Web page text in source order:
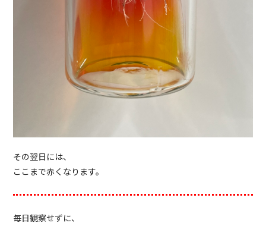
その翌日には、
ここまで赤くなります。
毎日観察せずに、